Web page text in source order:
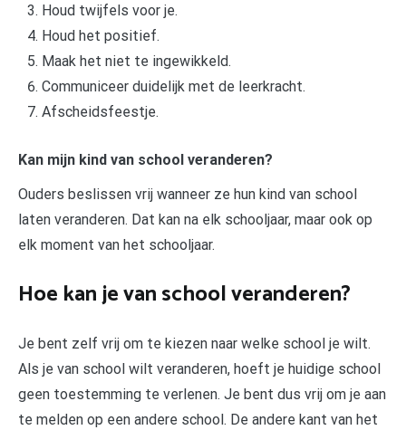
Houd twijfels voor je.
Houd het positief.
Maak het niet te ingewikkeld.
Communiceer duidelijk met de leerkracht.
Afscheidsfeestje.
Kan mijn kind van school veranderen?
Ouders beslissen vrij wanneer ze hun kind van school
laten veranderen. Dat kan na elk schooljaar, maar ook op
elk moment van het schooljaar.
Hoe kan je van school veranderen?
Je bent zelf vrij om te kiezen naar welke school je wilt.
Als je van school wilt veranderen, hoeft je huidige school
geen toestemming te verlenen. Je bent dus vrij om je aan
te melden op een andere school. De andere kant van het